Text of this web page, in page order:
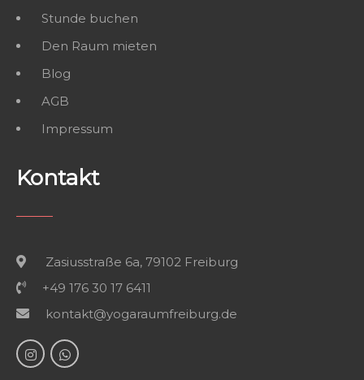
Stunde buchen
Den Raum mieten
Blog
AGB
Impressum
Kontakt
Zasiusstraße 6a, 79102 Freiburg
+49 176 30 17 6411
kontakt@yogaraumfreiburg.de